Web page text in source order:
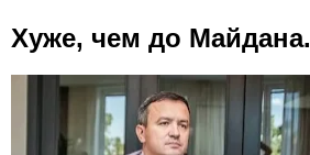
Хуже, чем до Майдана.